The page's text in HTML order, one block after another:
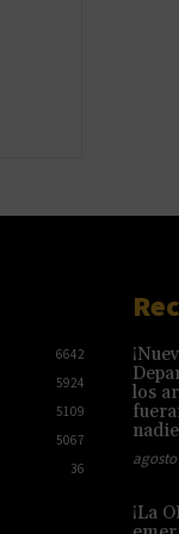
6642
5924
5109
5067
36
los
agosto
¡La